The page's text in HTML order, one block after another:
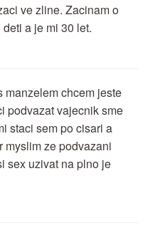
ve zline. Zacinam o
a je mi 30 let.
manzelem chcem jeste
podvazat vajecnik sme
staci sem po cisari a
myslim ze podvazani
sex uzivat na plno je